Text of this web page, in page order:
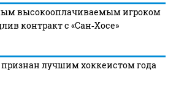
высокооплачиваемым игроком
контракт с «Сан‑Хосе»
лучшим хоккеистом года